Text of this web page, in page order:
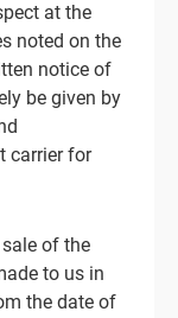
at the
noted on the
notice of
be given by
carrier for
of the
to us in
the date of